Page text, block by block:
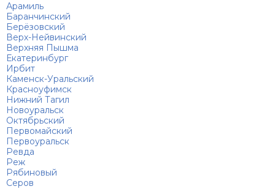
Арамиль
Баранчинский
Берёзовский
Верх-Нейвинский
Верхняя Пышма
Екатеринбург
Ирбит
Каменск-Уральский
Красноуфимск
Нижний Тагил
Новоуральск
Октябрьский
Первомайский
Первоуральск
Ревда
Реж
Рябиновый
Серов